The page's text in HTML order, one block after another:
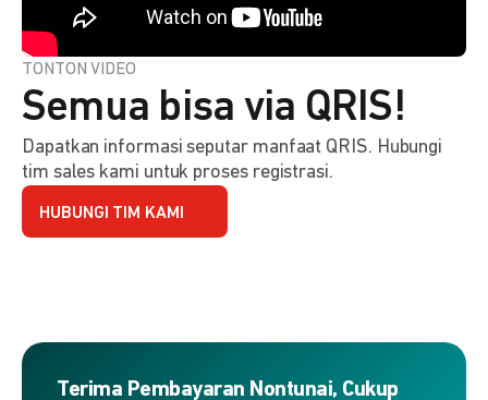
TONTON VIDEO
Semua bisa via QRIS!
Dapatkan informasi seputar manfaat QRIS. Hubungi
tim sales kami untuk proses registrasi.
HUBUNGI TIM KAMI
Terima Pembayaran Nontunai, Cukup